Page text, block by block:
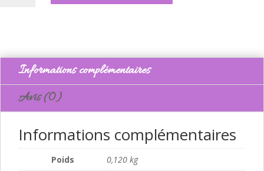
herbes
provence
Informations complémentaires
Avis (0)
Informations complémentaires
Poids
0,120 kg